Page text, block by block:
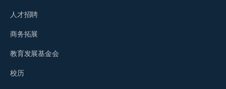
人才招聘
商务拓展
教育发展基金会
校历